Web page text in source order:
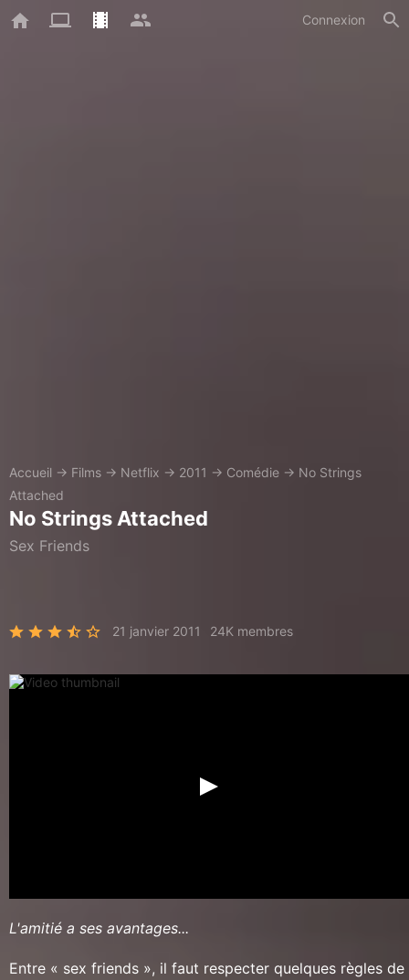
Connexion
Accueil → Films → Netflix → 2011 → Comédie → No Strings
Attached
No Strings Attached
Sex Friends
21 janvier 2011 24K membres
L'amitié a ses avantages...
Entre « sex friends », il faut respecter quelques règles de